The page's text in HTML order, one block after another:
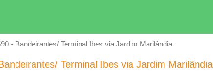
- Bandeirantes/ Terminal Ibes via Jardim Marilândia
Terminal Ibes via Jardim Marilândia